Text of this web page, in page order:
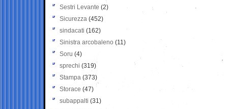
Sestri Levante (2)
Sicurezza (452)
sindacati (162)
Sinistra arcobaleno (11)
Soru (4)
sprechi (319)
Stampa (373)
Storace (47)
subappalti (31)